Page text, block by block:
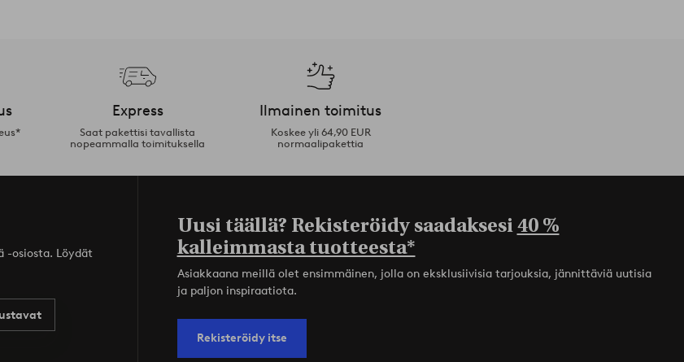
Express
Saat pakettisi tavallista
nopeammalla toimituksella
Ilmainen toimitus
Koskee yli 64,90 EUR
normaalipakettia
-osiosta. Löydät
Uusi täällä? Rekisteröidy saadaksesi40 %
kalleimmasta tuotteesta*
Asiakkaana meillä olet ensimmäinen, jolla on eksklusiivisia tarjouksia, jännittäviä uutisia
ja paljon inspiraatiota.
Rekisteröidy itse